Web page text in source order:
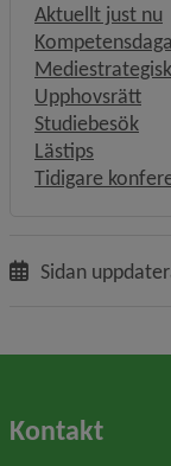
Aktuellt just nu
Upphovsrätt
Studiebesök
Lästips
Tidigare
Sidan
Kontakt